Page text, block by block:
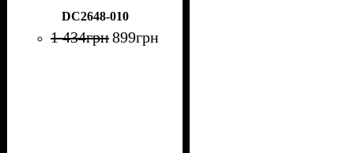
DC2648-010
1 434грн899грн